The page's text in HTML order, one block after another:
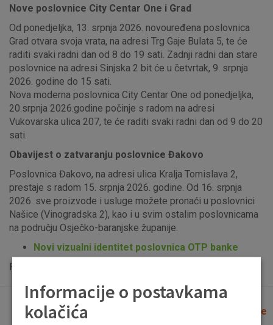
Nove poslovnice City Centar One i Grad
Od ponedjeljka, 13. srpnja 2026. novouređena poslovnica
Grad otvara svoja vrata, na adresi Trg Gaje Bulata 5, te će
raditi svaki radni dan od 8 do 19 sati. Zadnji radni dan stare
poslovnice na adresi Sinjska 2 bit će u četvrtak, 9. srpnja
2026. godine do 15 sati.
Nova moderna poslovnica City Centar One od ponedjeljka,
20.srpnja 2026.godine počinje s radom na adresi
Vukovarska ulica 207, te će raditi svaki radni dan od 9 do 20
sati.
Obavijest o zatvaranju poslovnice Đakovo
Poslovnica Đakovo, na adresi ulica Kralja Tomislava 2,
prestaje s radom 15. srpnja 2026. godine. Od 16. srpnja
2026. sve proizvode i usluge možete pronaći u poslovnici
Našice (Vinogradska 2), kao i u svim ostalim poslovnicama
na području Osječko-baranjske županije.
Novi vizualni identitet poslovnica OTP banke
Popis uplatno-isplatnih bankomata možete vidjeti
Lista poslovnica i bankomata Očisti filtere
Informacije o postavkama
kolačića